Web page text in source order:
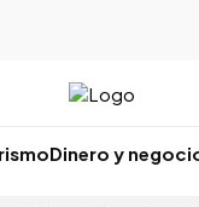
Dinero y